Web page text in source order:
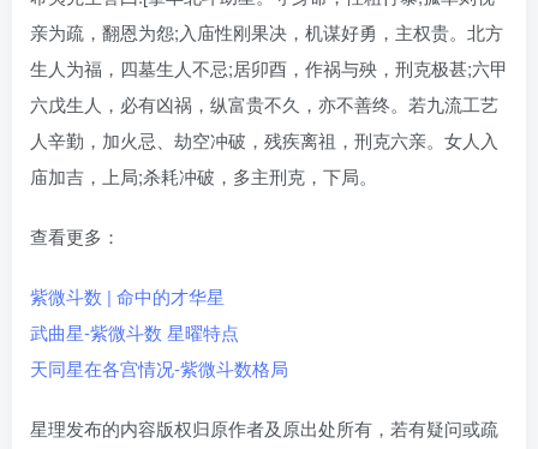
亲为疏，翻恩为怨;入庙性刚果决，机谋好勇，主权贵。北方
生人为福，四墓生人不忌;居卯酉，作祸与殃，刑克极甚;六甲
六戊生人，必有凶祸，纵富贵不久，亦不善终。若九流工艺
人辛勤，加火忌、劫空冲破，残疾离祖，刑克六亲。女人入
庙加吉，上局;杀耗冲破，多主刑克，下局。
查看更多：
紫微斗数 | 命中的才华星
武曲星-紫微斗数 星曜特点
天同星在各宫情况-紫微斗数格局
星理发布的内容版权归原作者及原出处所有，若有疑问或疏